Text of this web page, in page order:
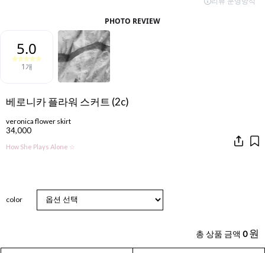
베로니카 플라워 스커트 (2c)
veronica flower skirt
34,000
How She Plays Alone ☆
color
총 상품 금액 0 원